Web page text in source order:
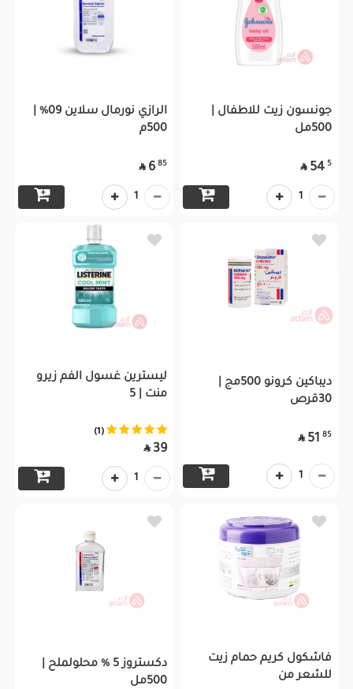
جونسون زيت للاطفال |
500مل
5
54

1
الرازي نورمال سلاين 09% |
500م
85
6

1
ديباكين كرونو 500مج |
30قرص
85
51

1
ليسترين غسول الفم زيرو
منت | 5
(1)
39

1
فاشكول كريم حمام زيت
للشعر من
دكستروز 5 % محلولملح |
500مل